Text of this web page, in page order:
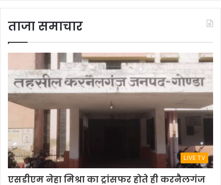
ताजा समाचार
LIVE TV
एसडीएम नेहा मिश्रा का ट्रांसफर होते ही करनैलगंज